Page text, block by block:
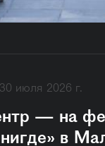
30 июля 2026 г.
— на
в